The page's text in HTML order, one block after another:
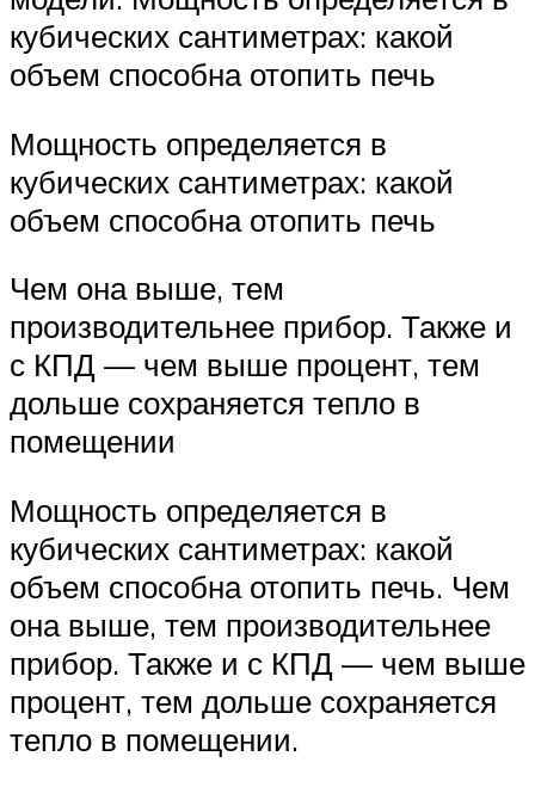
кубических сантиметрах: какой
объем способна отопить печь
Мощность определяется в
кубических сантиметрах: какой
объем способна отопить печь
Чем она выше, тем
производительнее прибор. Также и
с КПД — чем выше процент, тем
дольше сохраняется тепло в
помещении
Мощность определяется в
кубических сантиметрах: какой
объем способна отопить печь. Чем
она выше, тем производительнее
прибор. Также и с КПД — чем выше
процент, тем дольше сохраняется
тепло в помещении.